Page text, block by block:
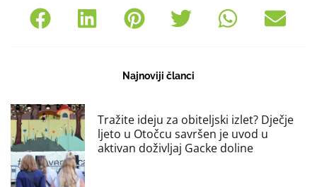
Najnoviji članci
Tražite ideju za obiteljski izlet? Dječje
ljeto u Otočcu savršen je uvod u
aktivan doživljaj Gacke doline